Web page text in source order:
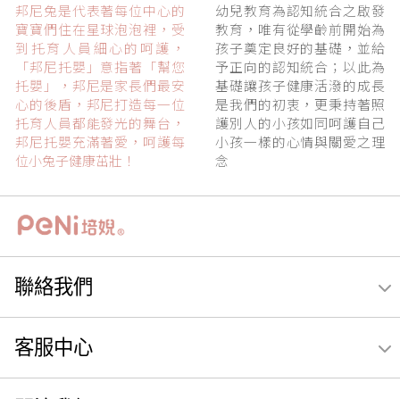
邦尼兔是代表著每位中心的
寶寶們住在星球泡泡裡，受
到托育人員細心的呵護，
「邦尼托嬰」意指著「幫您
托嬰」，邦尼是家長們最安
心的後盾，邦尼打造每一位
托育人員都能發光的舞台，
邦尼托嬰充滿著愛，呵護每
位小兔子健康茁壯！
幼兒教育為認知統合之啟發
教育，唯有從學齡前開始為
孩子奠定良好的基礎，並給
予正向的認知統合；以此為
基礎讓孩子健康活潑的成長
是我們的初衷，更秉持著照
護別人的小孩如同呵護自己
小孩一樣的心情與關愛之理
念
聯絡我們
客服中心